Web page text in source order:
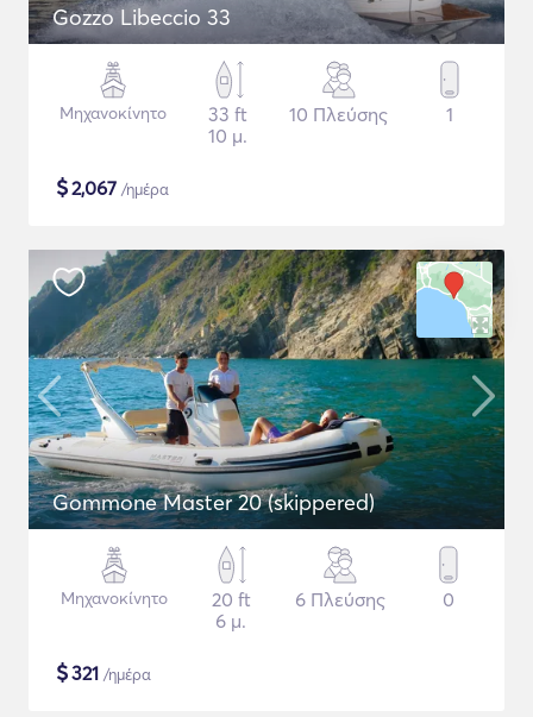
Gozzo Libeccio 33
Μηχανοκίνητο
33 ft
10 μ.
10 Πλεύσης 1
$2,067 /ημέρα
Gommone Master 20 (skippered)
Μηχανοκίνητο
20 ft
6 μ.
6 Πλεύσης 0
$321 /ημέρα